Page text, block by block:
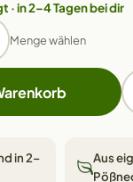
in 2–4 Tagen bei dir
Menge wählen
in 2–
Aus